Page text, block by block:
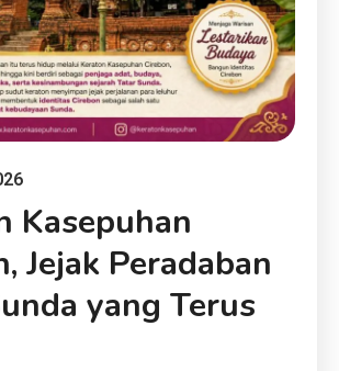
Kasepuhan
Jejak Peradaban
yang Terus